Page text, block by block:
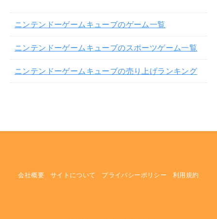
ニンテンドーゲームキューブのゲーム一覧
ニンテンドーゲームキューブのスポーツゲーム一覧
ニンテンドーゲームキューブの売り上げランキング
会社概要 サイトについて プライバシーポリシー 利用規約